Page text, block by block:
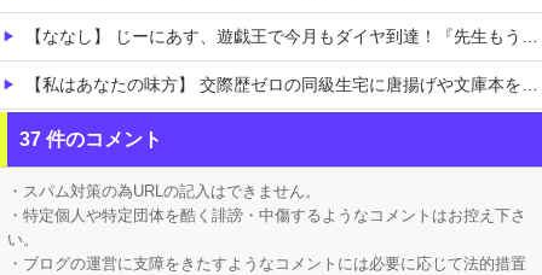
【ななし】 じーにあす、遊戯王で今月もダイヤ到達！『先生もう笑うしかなくなっとりますやん』『とんでもないバケモンを産み出してしまった』
【私はあなたの味方】 交際歴ゼロの同級生宅に唐揚げや文庫本を20回以上届けた24歳女を逮捕
リュウジ氏「ダルい料理トップ10に入る」夏の定番料理は冷やし中華 「あり得ないほどダルい」
年間売上が16億4000万円を超える「1人事業者」がAIの支援を受けて2年で約3倍に急増
37 件のコメント
・スパム対策の為URLの記入はできません。
・特定個人や特定団体を酷く誹謗・中傷するようなコメントはお控え下さ
い。
・ブログの運営に支障をきたすようなコメントには必要に応じて法的措置